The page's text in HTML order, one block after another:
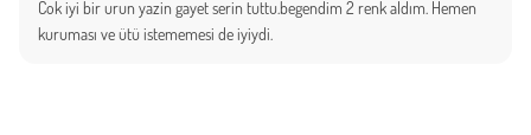
Cok iyi bir urun yazin gayet serin tuttu.begendim 2 renk aldım. Hemen
kuruması ve ütü istememesi de iyiydi.